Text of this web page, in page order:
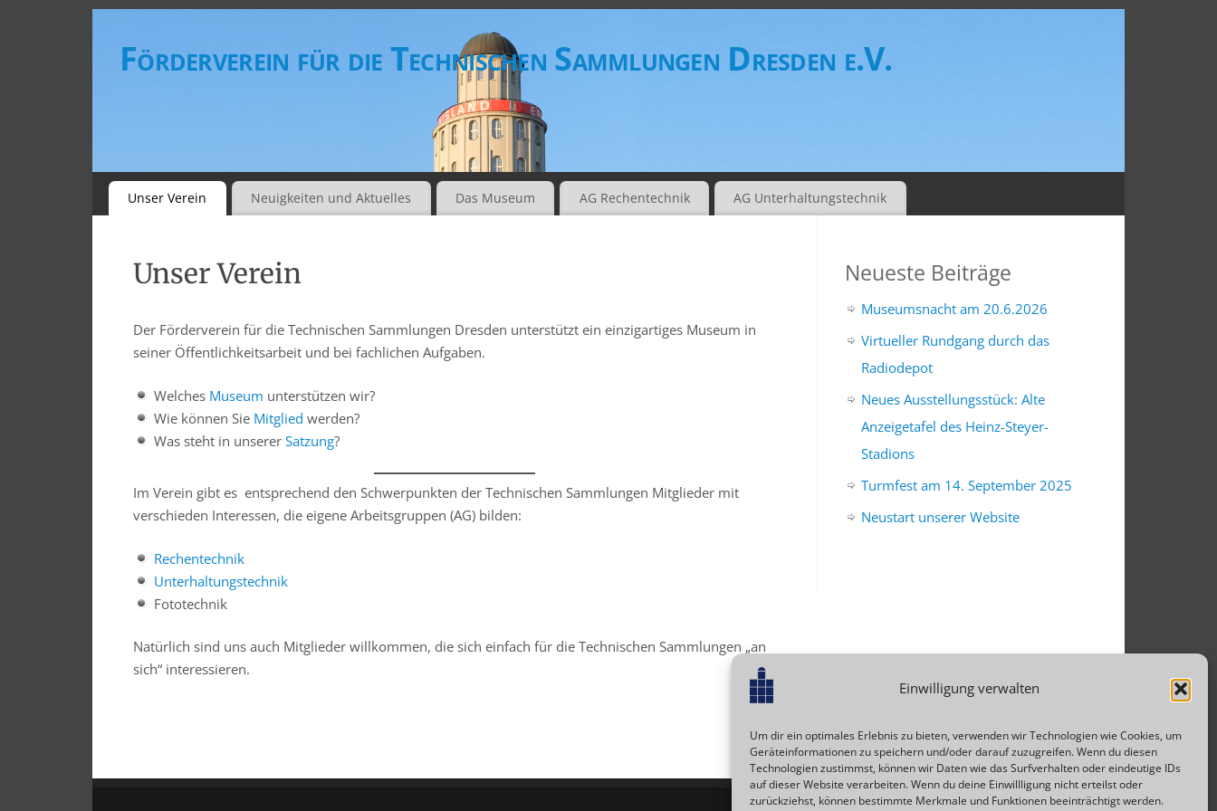
Einwilligung verwalten
Um dir ein optimales Erlebnis zu bieten, verwenden wir Technologien wie Cookies, um
Geräteinformationen zu speichern und/oder darauf zuzugreifen. Wenn du diesen
Technologien zustimmst, können wir Daten wie das Surfverhalten oder eindeutige IDs
auf dieser Website verarbeiten. Wenn du deine Einwillligung nicht erteilst oder
zurückziehst, können bestimmte Merkmale und Funktionen beeinträchtigt werden.
Förderverein für die Technischen Sammlungen Dresden e.V.
Unser Verein Neuigkeiten und Aktuelles Das Museum AG Rechentechnik AG Unterhaltungstechnik
Unser Verein
Der Förderverein für die Technischen Sammlungen Dresden unterstützt ein einzigartiges Museum in
seiner Öffentlichkeitsarbeit und bei fachlichen Aufgaben.
Welches Museum unterstützen wir?
Wie können Sie Mitglied werden?
Was steht in unserer Satzung?
Im Verein gibt es entsprechend den Schwerpunkten der Technischen Sammlungen Mitglieder mit
verschieden Interessen, die eigene Arbeitsgruppen (AG) bilden:
Rechentechnik
Unterhaltungstechnik
Fototechnik
Natürlich sind uns auch Mitglieder willkommen, die sich einfach für die Technischen Sammlungen „an
sich“ interessieren.
Neueste Beiträge
Museumsnacht am 20.6.2026
Virtueller Rundgang durch das
Radiodepot
Neues Ausstellungsstück: Alte
Anzeigetafel des Heinz-Steyer-
Stadions
Turmfest am 14. September 2025
Neustart unserer Website